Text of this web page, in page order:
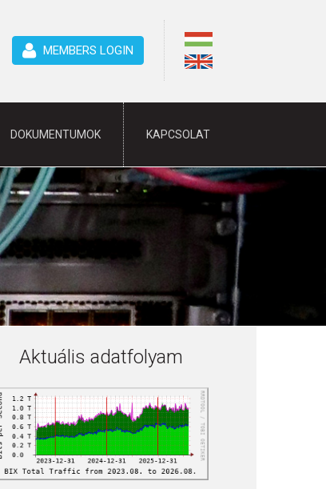
MEMBERS LOGIN
DOKUMENTUMOK KAPCSOLAT
Aktuális adatfolyam